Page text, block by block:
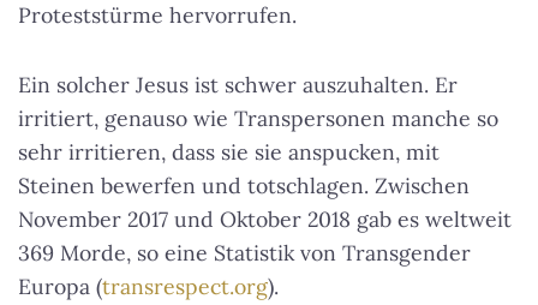
Proteststürme hervorrufen.
Ein solcher Jesus ist schwer auszuhalten. Er
irritiert, genauso wie Transpersonen manche so
sehr irritieren, dass sie sie anspucken, mit
Steinen bewerfen und totschlagen. Zwischen
November 2017 und Oktober 2018 gab es weltweit
369 Morde, so eine Statistik von Transgender
Europa (transrespect.org).